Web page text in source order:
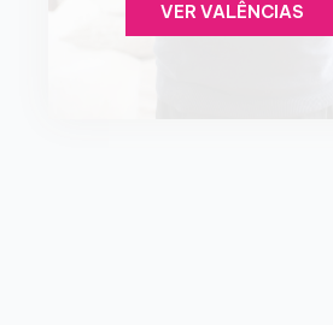
VER VALÊNCIAS